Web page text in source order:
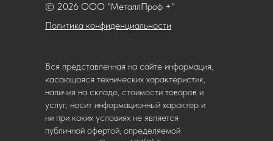
Политика конфиденциальности
© 2026 ООО "МеталлПроф +"
Вся представленная на сайте информация,
касающаяся технических характеристик,
наличия на складе, стоимости товаров и
услуг, носит информационный характер и
ни при каких условиях не является
публичной офертой, определяемой